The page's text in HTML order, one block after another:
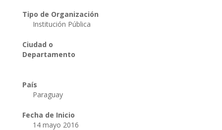
Tipo de Organización
Institución Pública
Ciudad o
Departamento
País
Paraguay
Fecha de Inicio
14 mayo 2016